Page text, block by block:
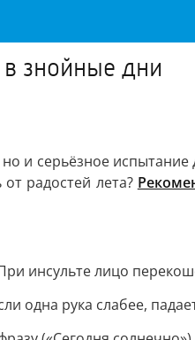
в знойные дни
и серьёзное
радостей лета?
инсульте лицо
одна рука слабее,